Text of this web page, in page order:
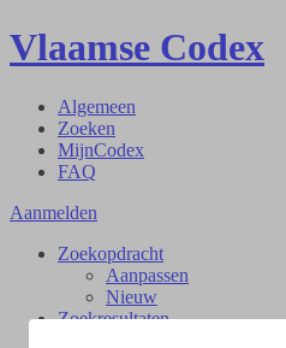
Vlaamse Codex
Algemeen
Zoeken
MijnCodex
FAQ
Aanmelden
Zoekopdracht
Aanpassen
Nieuw
Zoekresultaten